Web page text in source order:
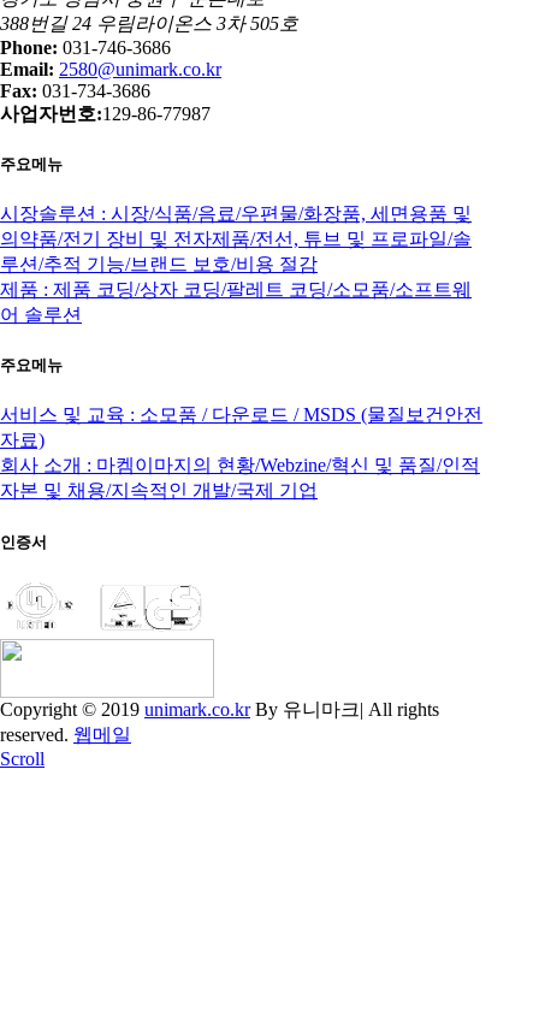
388번길 24 우림라이온스 3차 505호
Phone: 031-746-3686
Email: 2580@unimark.co.kr
Fax: 031-734-3686
사업자번호:129-86-77987
주요메뉴
시장솔루션 : 시장/식품/음료/우편물/화장품, 세면용품 및
의약품/전기 장비 및 전자제품/전선, 튜브 및 프로파일/솔
루션/추적 기능/브랜드 보호/비용 절감
제품 : 제품 코딩/상자 코딩/팔레트 코딩/소모품/소프트웨
어 솔루션
주요메뉴
서비스 및 교육 : 소모품 / 다운로드 / MSDS (물질보건안전
자료)
회사 소개 : 마켐이마지의 현황/Webzine/혁신 및 품질/인적
자본 및 채용/지속적인 개발/국제 기업
인증서
Copyright © 2019 unimark.co.krBy 유니마크| All rights
reserved. 웹메일
Scroll